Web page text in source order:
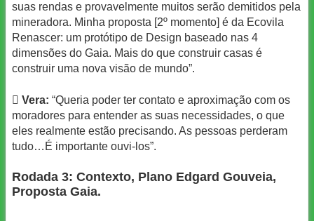
suas rendas e provavelmente muitos serão demitidos pela
mineradora. Minha proposta [2º momento] é da Ecovila
Renascer: um protótipo de Design baseado nas 4
dimensões do Gaia. Mais do que construir casas é
construir uma nova visão de mundo”.
 Vera: “Queria poder ter contato e aproximação com os
moradores para entender as suas necessidades, o que
eles realmente estão precisando. As pessoas perderam
tudo…É importante ouvi-los”.
Rodada 3: Contexto, Plano Edgard Gouveia,
Proposta Gaia.